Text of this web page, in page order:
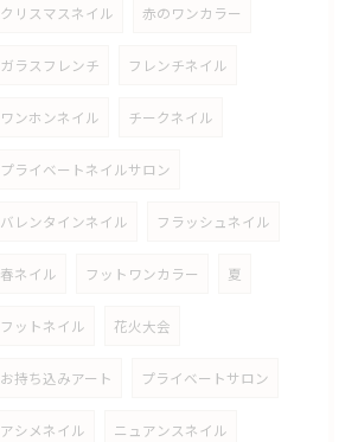
クリスマスネイル 赤のワンカラー
ガラスフレンチ フレンチネイル
ワンホンネイル チークネイル
プライベートネイルサロン
バレンタインネイル フラッシュネイル
春ネイル フットワンカラー 夏
フットネイル 花火大会
お持ち込みアート プライベートサロン
アシメネイル ニュアンスネイル